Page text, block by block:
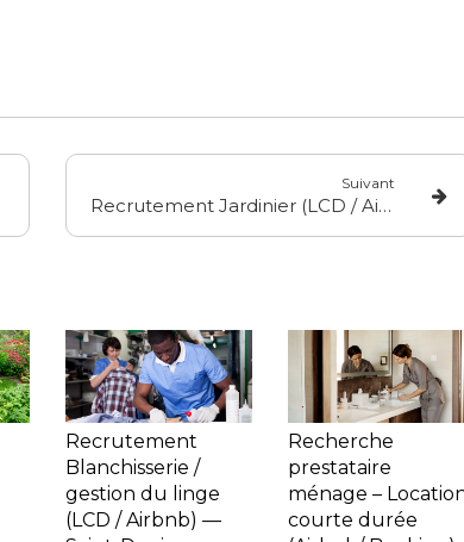
Suivant
Recrutement Jardinier (LCD / Airbnb) — Saint-Denis
Recrutement
Blanchisserie /
gestion du linge
(LCD / Airbnb) —
Recherche
prestataire
ménage –
courte durée